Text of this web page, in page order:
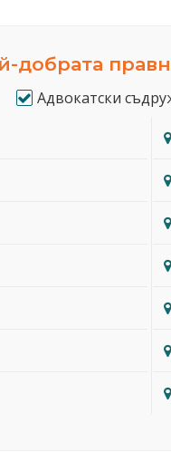
добрата
Адвокатски